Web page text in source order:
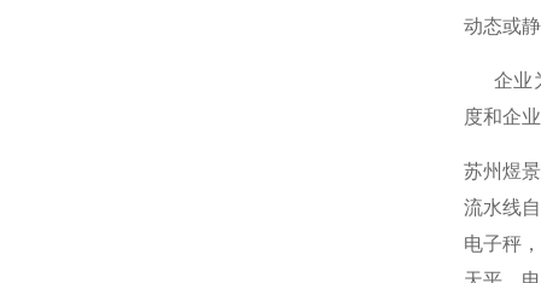
动态或
企业
度和企
苏州煜
流水线
电子秤